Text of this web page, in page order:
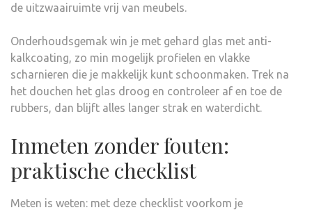
de uitzwaairuimte vrij van meubels.
Onderhoudsgemak win je met gehard glas met anti-
kalkcoating, zo min mogelijk profielen en vlakke
scharnieren die je makkelijk kunt schoonmaken. Trek na
het douchen het glas droog en controleer af en toe de
rubbers, dan blijft alles langer strak en waterdicht.
Inmeten zonder fouten:
praktische checklist
Meten is weten: met deze checklist voorkom je